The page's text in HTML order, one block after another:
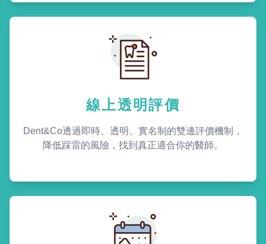
線上透明評價
Dent&Co透過即時、透明、實名制的雙邊評價機制，
降低踩雷的風險，找到真正適合你的醫師。